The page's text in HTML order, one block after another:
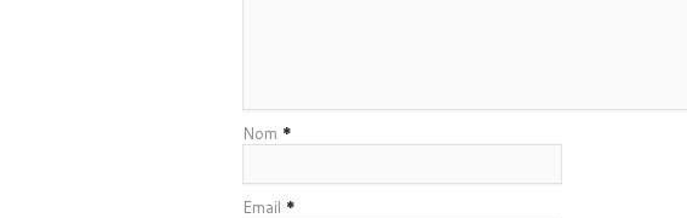
Nom *
Email *